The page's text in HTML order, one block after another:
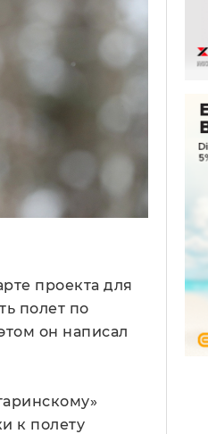
проекта для
полет по
он написал
к полету